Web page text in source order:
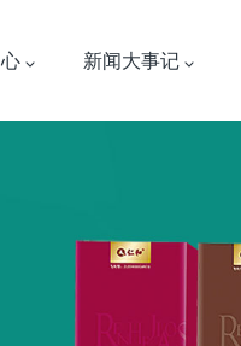
新闻大事记